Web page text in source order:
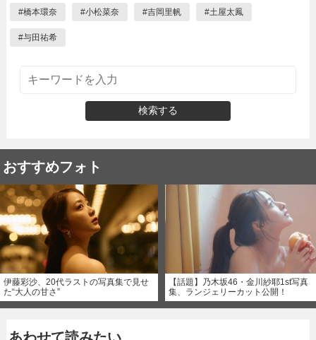
#橋本環奈 #小松菜奈 #吉岡里帆 #土屋太鳳
#与田祐希
検索する
おすすめフォト
伊藤彩沙、20代ラストの写真集で見せ
た“大人の甘さ”
【話題】乃木坂46・金川紗耶1st写真
集、ランジェリーカット公開！